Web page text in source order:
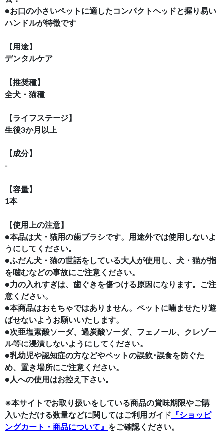
●お口の小さいペットに適したコンパクトヘッドと握り易い
ハンドルが特徴です
【用途】
デンタルケア
【推奨種】
全犬・猫種
【ライフステージ】
生後3か月以上
【成分】
-
【容量】
1本
【使用上の注意】
●本品は犬・猫用の歯ブラシです。用途外では使用しないよ
うにしてください。
●ふだん犬・猫の世話をしている大人が使用し、犬・猫が指
を噛むなどの事故にご注意ください。
●力の入れすぎは、歯ぐきを傷つける原因になります。ご注
意ください。
●本商品はおもちゃではありません。ペットに噛ませたり遊
ばせないようお願いいたします。
●次亜塩素酸ソーダ、過炭酸ソーダ、フェノール、クレゾー
ル等に浸漬しないようにしてください。
●乳幼児や認知症の方などやペットの誤飲･誤食を防ぐた
め、置き場所にご注意ください。
●人への使用はお控え下さい。
※本サイトでお取り扱いをしている商品の賞味期限やご購
入いただける数量などに関してはご利用ガイド 『ショッピ
ングカート・商品について』 をご確認ください。